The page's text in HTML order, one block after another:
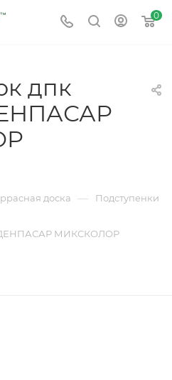
0
дпк
доска — Подступенки
ДЕНПАСАР МИКСКОЛОР